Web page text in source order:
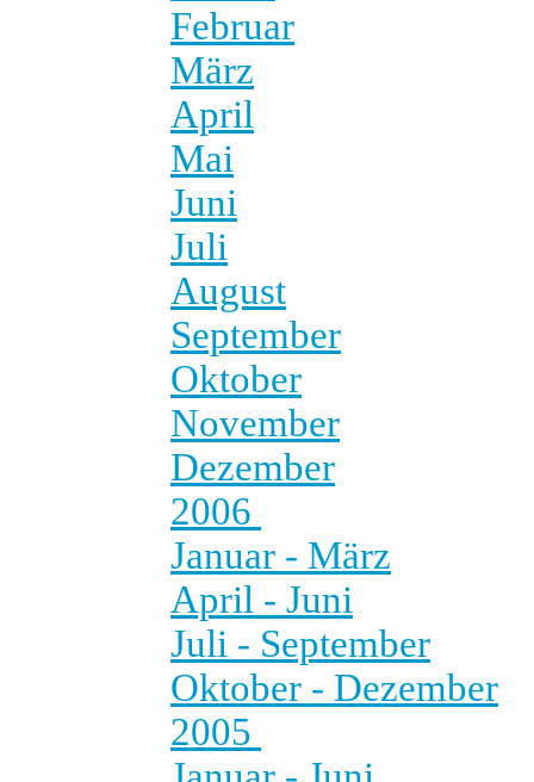
Februar
März
April
Mai
Juni
Juli
August
September
Oktober
November
Dezember
2006
Januar - März
April - Juni
Juli - September
Oktober - Dezember
2005